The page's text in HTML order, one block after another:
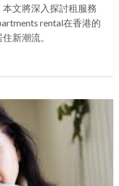
文將深入探討租服務
rental在香港的
新潮流。